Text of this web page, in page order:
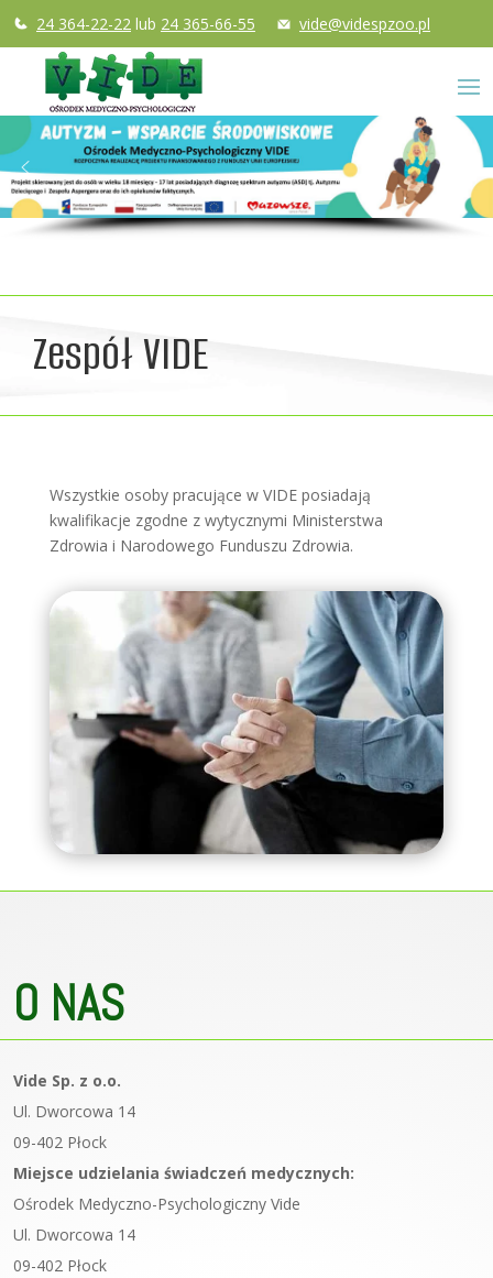
24 364-22-22 lub 24 365-66-55 vide@videspzoo.pl
Zespół VIDE
Wszystkie osoby pracujące w VIDE posiadają
kwalifikacje zgodne z wytycznymi Ministerstwa
Zdrowia i Narodowego Funduszu Zdrowia.
O NAS
Vide Sp. z o.o.
Ul. Dworcowa 14
09-402 Płock
Miejsce udzielania świadczeń medycznych:
Ośrodek Medyczno-Psychologiczny Vide
Ul. Dworcowa 14
09-402 Płock